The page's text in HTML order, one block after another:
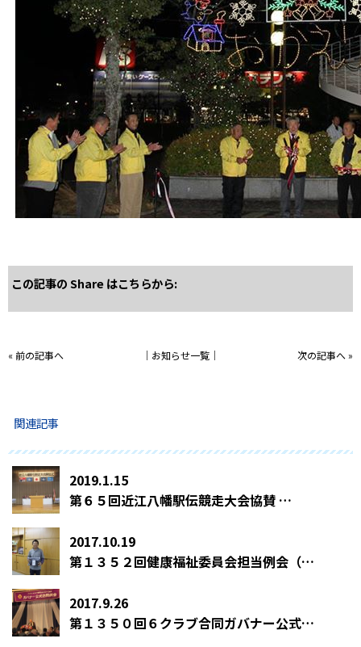
この記事の Share はこちらから:
« 前の記事へ │ お知らせ一覧│ 次の記事へ»
関連記事
2019.1.15
第６５回近江八幡駅伝競走大会協賛 …
2017.10.19
第１３５２回健康福祉委員会担当例会（グラウンドゴルフ大会） …
2017.9.26
第１３５０回６クラブ合同ガバナー公式訪問例会 …